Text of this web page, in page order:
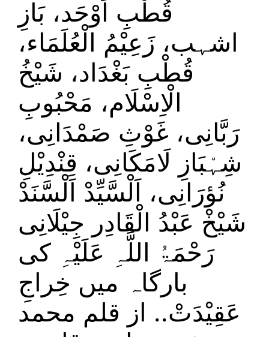
قُطْبِ اَوْحَد، بَازِ
اشہب، زَعِیْمُ الْعُلَمَاء،
قُطْبِ بَغْدَاد، شَیْخُ
الْاِسْلَام، مَحْبُوبِ
رَبَّانِی، غَوْثِ صَمْدَانِی،
شِہْبَازِ لَامَکَانِی، قِنْدِیْلِ
نُؤرَانِی، اَلْسَّیِّدْ اَلْسَّنَدْ
شَیْخْ عَبْدُ الْقَادِر جِیْلَانِی
رَحْمَۃُ اللَّہِ عَلَیْہِ کی
بارگاہ میں خِراجِ
عَقِیْدَتْ.. از قلم محمد